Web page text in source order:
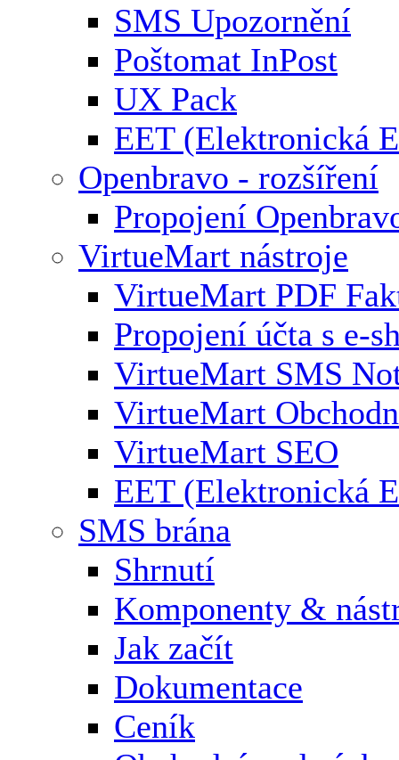
SMS Upozornění
Poštomat InPost
UX Pack
EET (Elektronická
Openbravo - rozšíření
Propojení
VirtueMart nástroje
VirtueMart PDF
Propojení účta s e-
VirtueMart SMS
VirtueMart
VirtueMart SEO
EET (Elektronická
SMS brána
Shrnutí
Komponenty &
Jak začít
Dokumentace
Ceník